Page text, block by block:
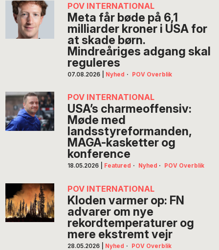
POV INTERNATIONAL
Meta får bøde på 6,1
milliarder kroner i USA for
at skade børn.
Mindreåriges adgang skal
reguleres
07.08.2026 Nyhed · POV Overblik
POV INTERNATIONAL
USA’s charmeoffensiv:
Møde med
landsstyreformanden,
MAGA-kasketter og
konference
18.05.2026 Featured · Nyhed · POV Overblik
POV INTERNATIONAL
Kloden varmer op: FN
advarer om nye
rekordtemperaturer og
mere ekstremt vejr
28.05.2026 Nyhed · POV Overblik